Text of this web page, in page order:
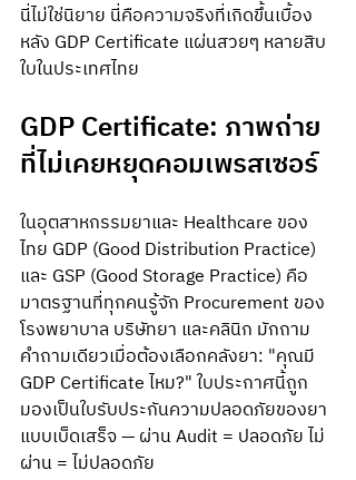
นี่ไม่ใช่นิยาย นี่คือความจริงที่เกิดขึ้นเบื้อง
หลัง GDP Certificate แผ่นสวยๆ หลายสิบ
ใบในประเทศไทย
GDP Certificate: ภาพถ่าย
ที่ไม่เคยหยุดคอมเพรสเซอร์
ในอุตสาหกรรมยาและ Healthcare ของ
ไทย GDP (Good Distribution Practice)
และ GSP (Good Storage Practice) คือ
มาตรฐานที่ทุกคนรู้จัก Procurement ของ
โรงพยาบาล บริษัทยา และคลินิก มักถาม
คำถามเดียวเมื่อต้องเลือกคลังยา: "คุณมี
GDP Certificate ไหม?" ใบประกาศนี้ถูก
มองเป็นใบรับประกันความปลอดภัยของยา
แบบเบ็ดเสร็จ — ผ่าน Audit = ปลอดภัย ไม่
ผ่าน = ไม่ปลอดภัย